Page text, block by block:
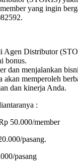
yang ingin
Agen Distributor
bonus.
dan menjalankan
memperoleh
dan kinerja Anda.
:
50.000/member
pasang.
pasang